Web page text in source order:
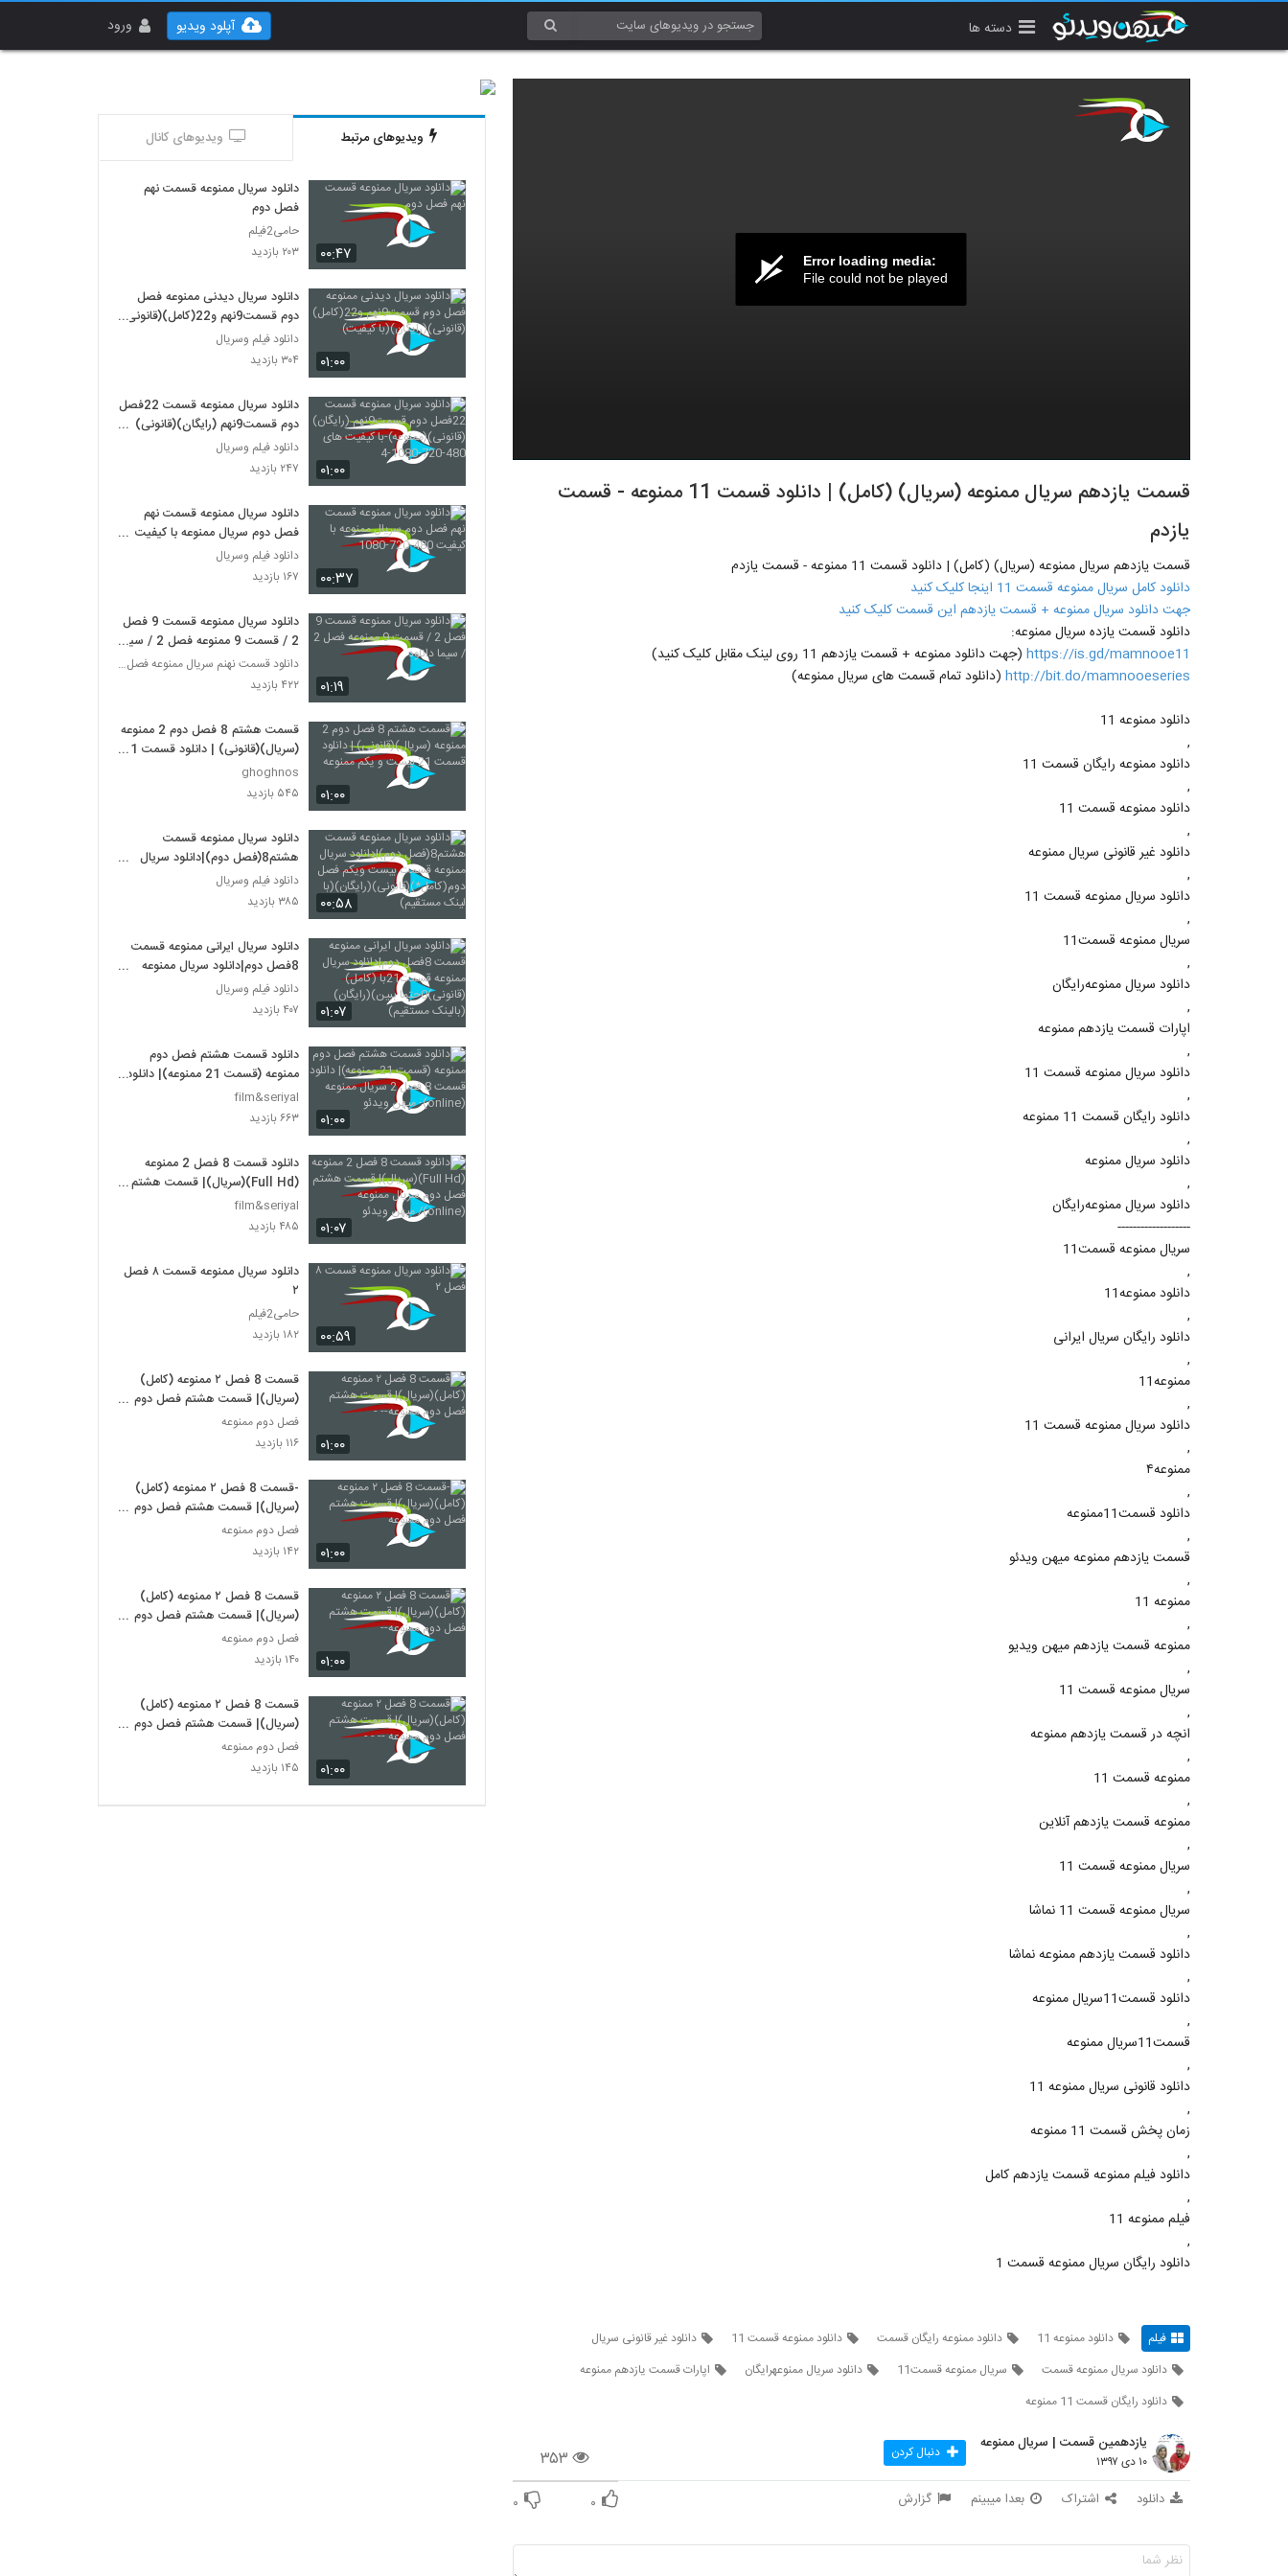
دسته ها ورود آپلود ویدیو
Error loading media:
File could not be played
قسمت یازدهم سریال ممنوعه (سریال) (کامل) | دانلود قسمت 11 ممنوعه - قسمت
یازدم
قسمت یازدهم سریال ممنوعه (سریال) (کامل) | دانلود قسمت 11 ممنوعه - قسمت یازدم
دانلود کامل سریال ممنوعه قسمت 11 اینجا کلیک کنید
جهت دانلود سریال ممنوعه + قسمت یازدهم این قسمت کلیک کنید
دانلود قسمت یازده سریال ممنوعه:
https://is.gd/mamnooe11 (جهت دانلود ممنوعه + قسمت یازدهم 11 روی لینک مقابل کلیک کنید)
http://bit.do/mamnooeseries (دانلود تمام قسمت های سریال ممنوعه)
دانلود ممنوعه 11
,
دانلود ممنوعه رایگان قسمت 11
,
دانلود ممنوعه قسمت 11
,
دانلود غیر قانونی سریال ممنوعه
,
دانلود سریال ممنوعه قسمت 11
,
سريال ممنوعه قسمت11
,
دانلود سریال ممنوعه‌رایگان
,
اپارات قسمت یازدهم ممنوعه
,
دانلود سریال ممنوعه قسمت 11
,
دانلود رایگان قسمت 11 ممنوعه
,
دانلود سریال ممنوعه
,
دانلود سریال ممنوعه‌رایگان
-------------------
سريال ممنوعه قسمت11
,
دانلود ممنوعه11
,
دانلود رایگان سریال ایرانی
,
ممنوعه11
,
دانلود سریال ممنوعه قسمت 11
,
ممنوعه۴
,
دانلود قسمت11ممنوعه
,
قسمت یازدهم ممنوعه میهن ویدئو
,
ممنوعه 11
,
ممنوعه قسمت یازدهم میهن ویدیو
,
سریال ممنوعه قسمت 11
,
انچه در قسمت یازدهم ممنوعه
,
ممنوعه قسمت 11
,
ممنوعه قسمت یازدهم آنلاین
,
سریال ممنوعه قسمت 11
,
سریال ممنوعه قسمت 11 نماشا
,
دانلود قسمت یازدهم ممنوعه نماشا
,
دانلود قسمت11سریال ممنوعه
,
قسمت11سریال ممنوعه
,
دانلود قانونی سریال ممنوعه 11
,
زمان پخش قسمت 11 ممنوعه
,
دانلود فیلم ممنوعه قسمت یازدهم کامل
,
فیلم ممنوعه 11
,
دانلود رایگان سریال ممنوعه قسمت 1
فیلم دانلود ممنوعه 11 دانلود ممنوعه رایگان قسمت دانلود ممنوعه قسمت 11
دانلود غیر قانونی سریال
دانلود سریال ممنوعه قسمت
سريال ممنوعه قسمت11 دانلود سریال ممنوعهرایگان
اپارات قسمت یازدهم ممنوعه
دانلود رایگان قسمت 11 ممنوعه
۳۵۳
یازدهمین قسمت | سریال ممنوعه
۱۰ دی ۱۳۹۷ دنبال کردن
دانلود اشتراک بعدا میبینم گزارش ۰ ۰
ویدیوهای مرتبط ویدیوهای کانال
۰۰:۴۷
دانلود سریال ممنوعه قسمت نهم
فصل دوم
حامی2فیلم
۲۰۳ بازدید
۰۱:۰۰
دانلود سریال دیدنی ممنوعه فصل
دوم قسمت9نهم و22(کامل)(قانونی)
(رایگان)(با کیفیت)
دانلود فیلم وسریال
۳۰۴ بازدید
۰۱:۰۰
دانلود سریال ممنوعه قسمت 22فصل
دوم قسمت9نهم (رایگان)(قانونی)
1080-4
دانلود فیلم وسریال
۲۴۷ بازدید
۰۰:۳۷
دانلود سریال ممنوعه قسمت نهم
فصل دوم سریال ممنوعه با کیفیت
480-720-1080
دانلود فیلم وسریال
۱۶۷ بازدید
۰۱:۱۹
دانلود سریال ممنوعه قسمت 9 فصل
2 / قسمت 9 ممنوعه فصل 2 / سیما
دانلود
دانلود قسمت نهنم سریال ممنوعه فصل دوم
۴۲۲ بازدید
۰۱:۰۰
قسمت هشتم 8 فصل دوم 2 ممنوعه
(سریال)(قانونی) | دانلود قسمت 21
بیست و یکم ممنوعه
ghoghnos
۵۴۵ بازدید
۰۰:۵۸
دانلود سریال ممنوعه قسمت
هشتم8(فصل دوم)|دانلود سریال
ممنوعه قسمت بیست ویکم فصل
دوم(کامل*)(قانونی)(رایگان)(با لینک
مستقیم)
دانلود فیلم وسریال
۳۸۵ بازدید
۰۱:۰۷
دانلود سریال ایرانی ممنوعه قسمت
8فصل دوم|دانلود سریال ممنوعه
ببین)(رایگان)(بالینک مستقیم)
دانلود فیلم وسریال
۴۰۷ بازدید
۰۱:۰۰
دانلود قسمت هشتم فصل دوم
ممنوعه (قسمت 21 ممنوعه)| دانلود
(online)- میهن ویدئو
film&seriyal
۶۶۳ بازدید
۰۱:۰۷
دانلود قسمت 8 فصل 2 ممنوعه
(Full Hd)(سریال)| قسمت هشتم
میهن ویدئو
film&seriyal
۴۸۵ بازدید
۰۰:۵۹
دانلود سریال ممنوعه قسمت ۸ فصل
۲
حامی2فیلم
۱۸۲ بازدید
۰۱:۰۰
قسمت 8 فصل ۲ ممنوعه (کامل)
(سریال)| قسمت هشتم فصل دوم
ممنوعه-- -
فصل دوم ممنوعه
۱۱۶ بازدید
۰۱:۰۰
-قسمت 8 فصل ۲ ممنوعه (کامل)
(سریال)| قسمت هشتم فصل دوم
ممنوعه
فصل دوم ممنوعه
۱۴۲ بازدید
۰۱:۰۰
قسمت 8 فصل ۲ ممنوعه (کامل)
(سریال)| قسمت هشتم فصل دوم
ممنوعه--
فصل دوم ممنوعه
۱۴۰ بازدید
۰۱:۰۰
قسمت 8 فصل ۲ ممنوعه (کامل)
(سریال)| قسمت هشتم فصل دوم
ممنوعه -- - -
فصل دوم ممنوعه
۱۴۵ بازدید